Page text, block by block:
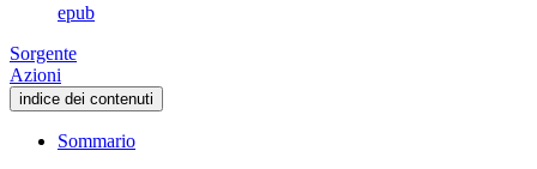
epub
Sorgente
Azioni
indice dei contenuti
Sommario